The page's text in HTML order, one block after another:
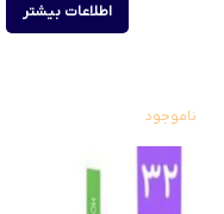
اطلاعات بیشتر
ناموجود